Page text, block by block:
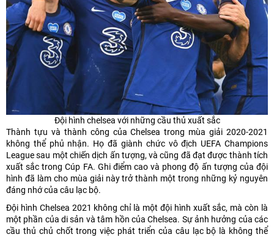
Đội hình chelsea với những cầu thủ xuất sắc
Thành tựu và thành công của Chelsea trong mùa giải 2020-2021
không thể phủ nhận. Họ đã giành chức vô địch UEFA Champions
League sau một chiến dịch ấn tượng, và cũng đã đạt được thành tích
xuất sắc trong Cúp FA. Ghi điểm cao và phong độ ấn tượng của đội
hình đã làm cho mùa giải này trở thành một trong những kỷ nguyên
đáng nhớ của câu lạc bộ.
Đội hình Chelsea 2021 không chỉ là một đội hình xuất sắc, mà còn là
một phần của di sản và tâm hồn của Chelsea. Sự ảnh hưởng của các
cầu thủ chủ chốt trong việc phát triển của câu lạc bộ là không thể